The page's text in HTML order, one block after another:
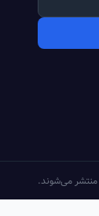
منتشر می‌شوند.